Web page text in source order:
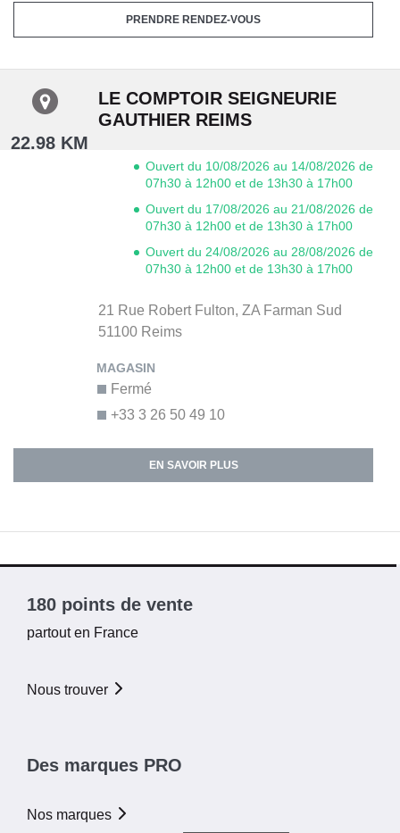
PRENDRE RENDEZ-VOUS
22.98 KM
LE COMPTOIR SEIGNEURIE
GAUTHIER REIMS
21 Rue Robert Fulton, ZA Farman Sud
51100 Reims
+33 3 26 50 49 10
Fermé
Ouvert du 10/08/2026 au 14/08/2026 de
07h30 à 12h00 et de 13h30 à 17h00
Ouvert du 17/08/2026 au 21/08/2026 de
07h30 à 12h00 et de 13h30 à 17h00
Ouvert du 24/08/2026 au 28/08/2026 de
07h30 à 12h00 et de 13h30 à 17h00
EN SAVOIR PLUS
180 points de vente
partout en France
Nous trouver
Des marques PRO
Nos marques